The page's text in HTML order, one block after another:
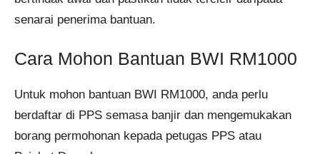
senarai penerima bantuan.
Cara Mohon Bantuan BWI RM1000
Untuk mohon bantuan BWI RM1000, anda perlu
berdaftar di PPS semasa banjir dan mengemukakan
borang permohonan kepada petugas PPS atau